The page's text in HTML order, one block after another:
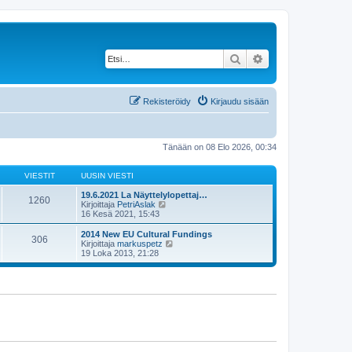
Etsi
Kirjaudu sisään
Rekisteröidy
Tänään on 08 Elo 2026, 00:34
VIESTIT UUSIN VIESTI
1260
19.6.2021 La Näyttelylopettaj…
Kirjoittaja PetriAslak
y
t
ä
u
s
v
i
16 Kesä 2021, 15:43
306
2014 New EU Cultural Fundings
Kirjoittaja markuspetz
y
19 Loka 2013, 21:28